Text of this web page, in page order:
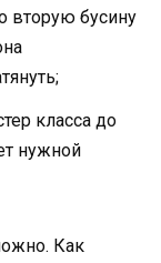
вторую бусину
класса до
нужной
Как